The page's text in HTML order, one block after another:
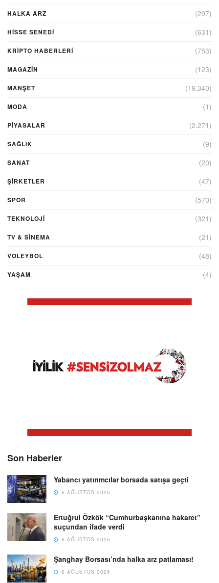
HALKA ARZ (297)
HİSSE SENEDİ (631)
KRIPTO HABERLERI (753)
MAGAZİN (123)
MANŞET (19.340)
MODA (1)
PİYASALAR (2.271)
SAĞLIK (9)
SANAT (20)
ŞIRKETLER (47)
SPOR (570)
TEKNOLOJİ (321)
TV & SINEMA (21)
VOLEYBOL (48)
YAŞAM (4)
Son Haberler
Yabancı yatırımcılar borsada satışa geçti
6 AĞUSTOS 2026
Ertuğrul Özkök “Cumhurbaşkanına hakaret”
suçundan ifade verdi
6 AĞUSTOS 2026
Şanghay Borsası’nda halka arz patlaması!
6 AĞUSTOS 2026